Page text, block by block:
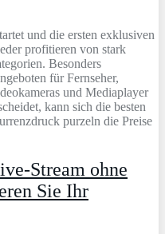
und die ersten exklusiven
profitieren von stark
Besonders
für Fernseher,
und Mediaplayer
kann sich die besten
purzeln die Preise
Stream ohne
Sie Ihr